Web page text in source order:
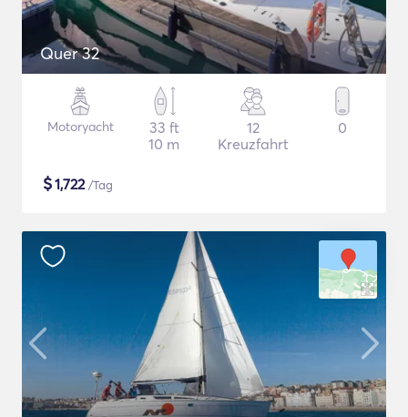
Quer 32
Motoryacht
33 ft
10 m
12
Kreuzfahrt
0
$1,722/Tag